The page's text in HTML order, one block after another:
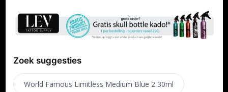
Zoek suggesties
World Famous Limitless Medium Blue 2 30ml